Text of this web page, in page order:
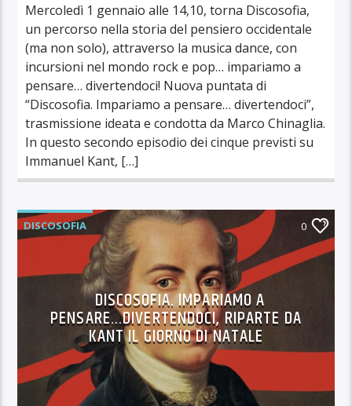
Mercoledì 1 gennaio alle 14,10, torna Discosofia,
un percorso nella storia del pensiero occidentale
(ma non solo), attraverso la musica dance, con
incursioni nel mondo rock e pop… impariamo a
pensare… divertendoci! Nuova puntata di
“Discosofia. Impariamo a pensare… divertendoci”,
trasmissione ideata e condotta da Marco Chinaglia.
In questo secondo episodio dei cinque previsti su
Immanuel Kant, […]
DISCOSOFIA 0
DISCOSOFIA. IMPARIAMO A
PENSARE…DIVERTENDOCI, RIPARTE DA
KANT IL GIORNO DI NATALE